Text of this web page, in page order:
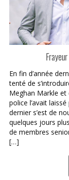
En fin d’année
tenté de
Meghan Markle et
police l’avait
dernier s’est de
quelques jours
de membres
[…]